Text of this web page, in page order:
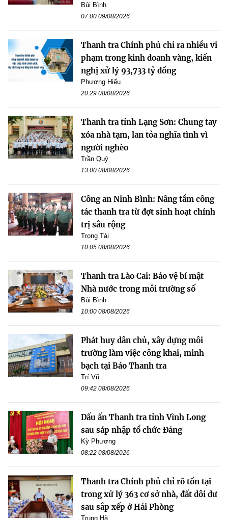
Bùi Bình
07:00 09/08/2026
Thanh tra Chính phủ chỉ ra nhiều vi
phạm trong kinh doanh vàng, kiến
nghị xử lý 93,733 tỷ đồng
Phương Hiếu
20:29 08/08/2026
Thanh tra tỉnh Lạng Sơn: Chung tay
xóa nhà tạm, lan tỏa nghĩa tình vì
người nghèo
Trần Quý
13:00 08/08/2026
Công an Ninh Bình: Nâng tầm công
tác thanh tra từ đợt sinh hoạt chính
trị sâu rộng
Trọng Tài
10:05 08/08/2026
Thanh tra Lào Cai: Bảo vệ bí mật
Nhà nước trong môi trường số
Bùi Bình
10:00 08/08/2026
Phát huy dân chủ, xây dựng môi
trường làm việc công khai, minh
bạch tại Báo Thanh tra
Trí Vũ
09:42 08/08/2026
Dấu ấn Thanh tra tỉnh Vĩnh Long
sau sáp nhập tổ chức Đảng
Kỳ Phương
08:22 08/08/2026
Thanh tra Chính phủ chỉ rõ tồn tại
trong xử lý 363 cơ sở nhà, đất dôi dư
sau sắp xếp ở Hải Phòng
Trung Hà